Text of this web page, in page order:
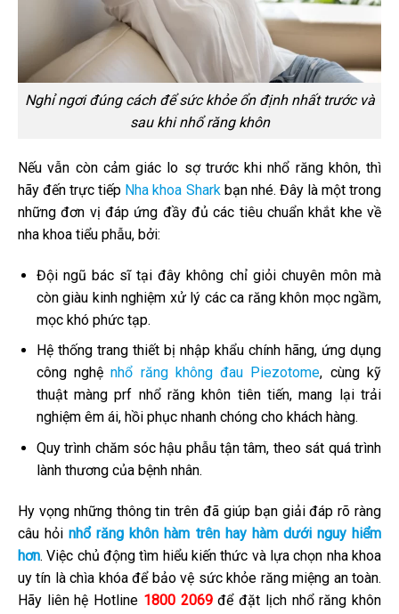
Nghỉ ngơi đúng cách để sức khỏe ổn định nhất trước và
sau khi nhổ răng khôn
Nếu vẫn còn cảm giác lo sợ trước khi nhổ răng khôn, thì
hãy đến trực tiếp Nha khoa Sharkbạn nhé. Đây là một trong
những đơn vị đáp ứng đầy đủ các tiêu chuẩn khắt khe về
nha khoa tiểu phẫu, bởi:
Đội ngũ bác sĩ tại đây không chỉ giỏi chuyên môn mà
còn giàu kinh nghiệm xử lý các ca răng khôn mọc ngầm,
mọc khó phức tạp.
Hệ thống trang thiết bị nhập khẩu chính hãng, ứng dụng
công nghệnhổ răng không đau Piezotome, cùng kỹ
thuật màng prf nhổ răng khôn tiên tiến, mang lại trải
nghiệm êm ái, hồi phục nhanh chóng cho khách hàng.
Quy trình chăm sóc hậu phẫu tận tâm, theo sát quá trình
lành thương của bệnh nhân.
Hy vọng những thông tin trên đã giúp bạn giải đáp rõ ràng
câu hỏinhổ răng khôn hàm trên hay hàm dưới nguy hiểm
hơn. Việc chủ động tìm hiểu kiến thức và lựa chọn nha khoa
uy tín là chìa khóa để bảo vệ sức khỏe răng miệng an toàn.
Hãy liên hệ Hotline 1800 2069để đặt lịch nhổ răng khôn